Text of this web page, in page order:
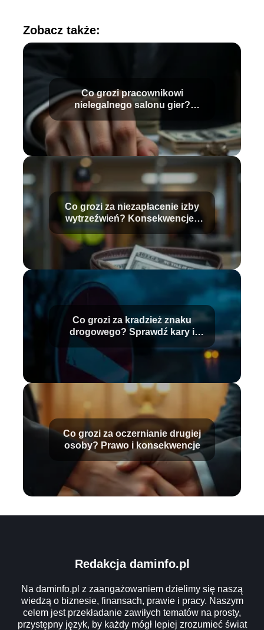
Zobacz także:
Co grozi pracownikowi
nielegalnego salonu gier?
Sprawdź konsekwencje
Co grozi za niezapłacenie izby
wytrzeźwień? Konsekwencje i
Co grozi za kradzież znaku
drogowego? Sprawdź kary i
Co grozi za oczernianie drugiej
osoby? Prawo i konsekwencje
Redakcja daminfo.pl
Na daminfo.pl z zaangażowaniem dzielimy się naszą
wiedzą o biznesie, finansach, prawie i pracy. Naszym
celem jest przekładanie zawiłych tematów na prosty,
przystępny język, by każdy mógł lepiej zrozumieć świat